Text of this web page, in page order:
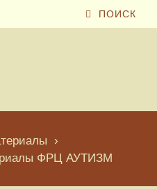
ПОИСК
›
ФРЦ АУТИЗМ